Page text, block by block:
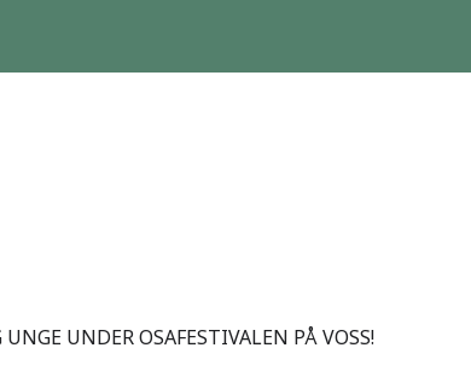
UNDER OSAFESTIVALEN PÅ VOSS!